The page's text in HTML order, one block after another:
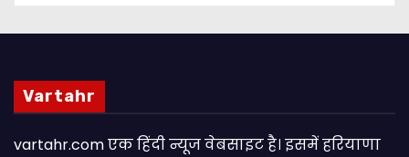
Vartahr
vartahr.com एक हिंदी न्यूज वेबसाइट है। इसमें हरियाणा